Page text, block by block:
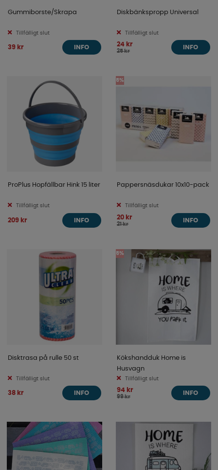
Gummiborste/Skrapa
Tillfälligt slut
39 kr INFO
Diskbänkspropp Universal
Tillfälligt slut
24 kr
25 kr
INFO
ProPlus Hopfällbar Hink 15 liter
Tillfälligt slut
209 kr INFO
5%
Pappersnäsdukar 10x10-pack
Tillfälligt slut
20 kr
21 kr
INFO
Disktrasa på rulle 50 st
Tillfälligt slut
38 kr INFO
5%
Kökshandduk Home is
Husvagn
Tillfälligt slut
94 kr
99 kr
INFO